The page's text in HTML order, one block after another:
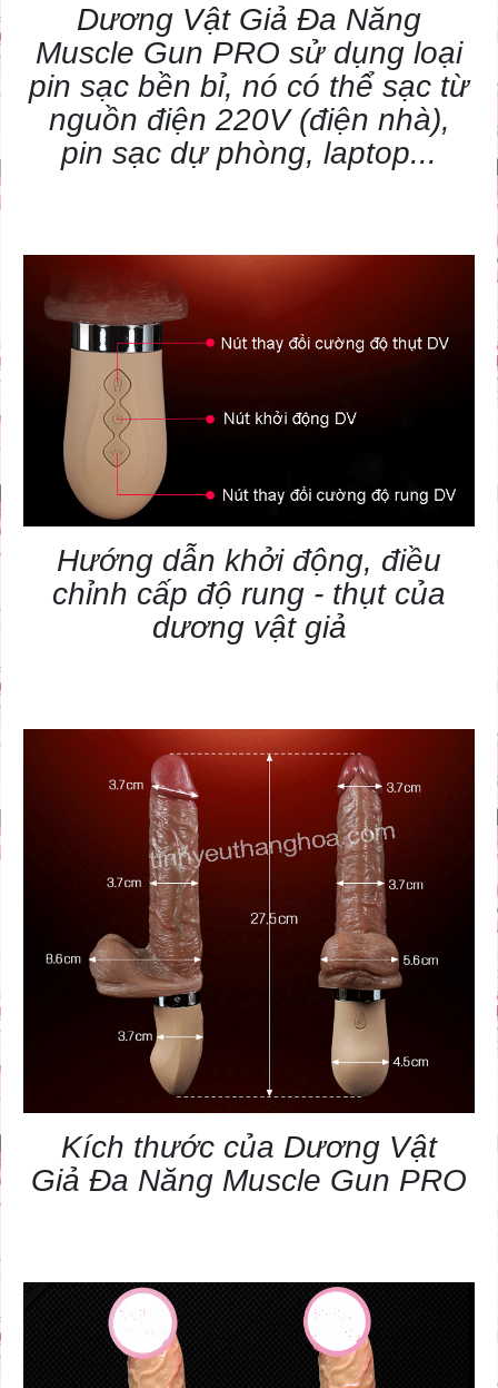
Dương Vật Giả Đa Năng
Muscle Gun PRO sử dụng loại
pin sạc bền bỉ, nó có thể sạc từ
nguồn điện 220V (điện nhà),
pin sạc dự phòng, laptop...
Hướng dẫn khởi động, điều
chỉnh cấp độ rung - thụt của
dương vật giả
Kích thước của Dương Vật
Giả Đa Năng Muscle Gun PRO